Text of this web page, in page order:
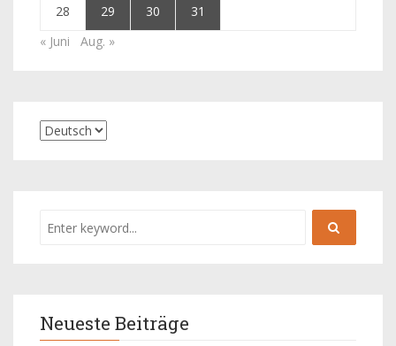
28 29 30
31
« Juni
Aug. »
Neueste Beiträge